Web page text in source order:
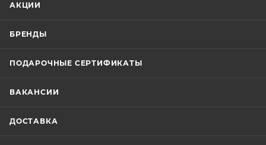
АКЦИИ
БРЕНДЫ
ПОДАРОЧНЫЕ СЕРТИФИКАТЫ
ВАКАНСИИ
ДОСТАВКА